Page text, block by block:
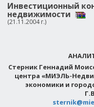
Инвестиционный
недвижимости
(21.11.2004 г.)
Стерник Геннадий
центра «МИЭЛЬ-
экономики и